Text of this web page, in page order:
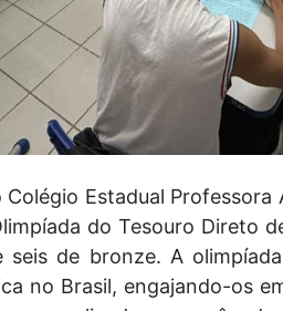
Estadual
do Tesouro Direto
de bronze. A
no Brasil, engajando-os